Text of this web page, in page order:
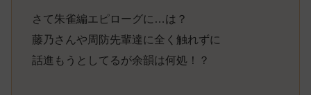
さて朱雀編エピローグに…は？
藤乃さんや周防先輩達に全く触れずに
話進もうとしてるが余韻は何処！？